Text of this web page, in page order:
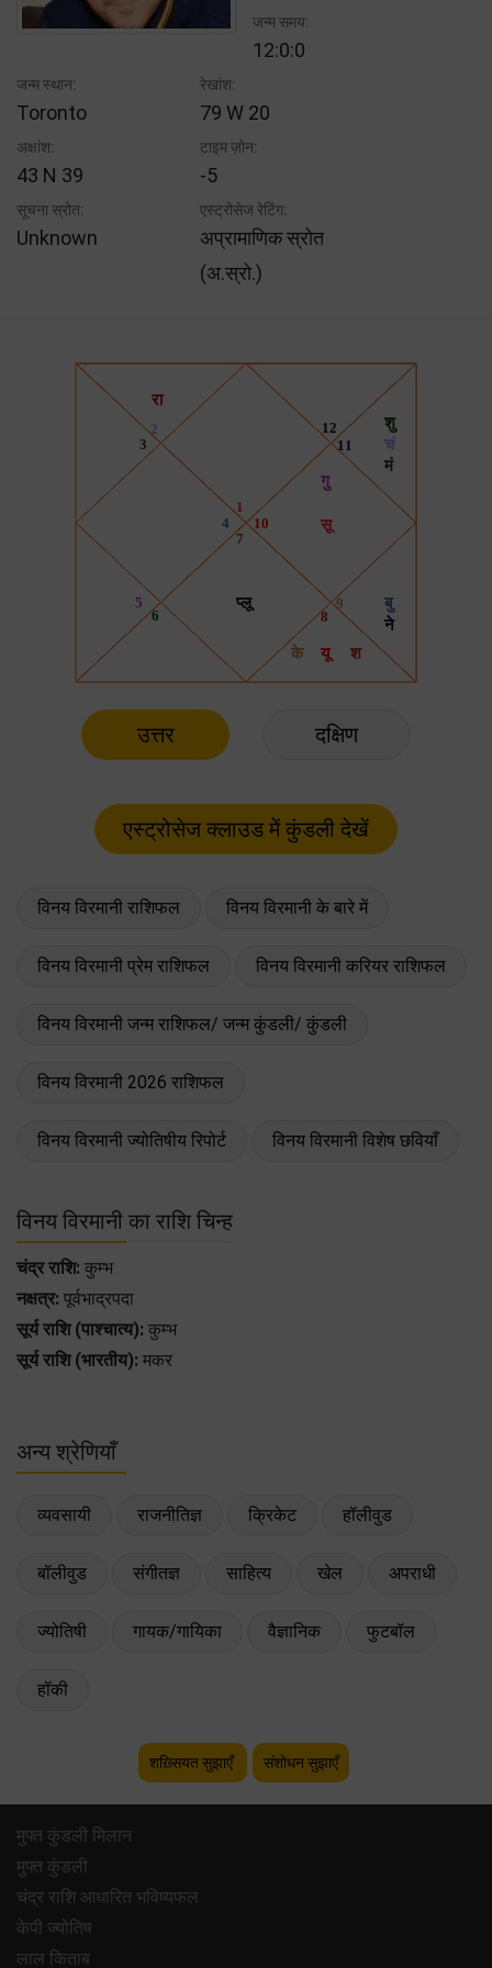
जन्म समय:
12:0:0
जन्म स्थान:
Toronto
रेखांश:
79 W 20
अक्षांश:
43 N 39
टाइम ज़ोन:
-5
सूचना स्रोत:
Unknown
एस्ट्रोसेज रेटिंग:
अप्रामाणिक स्रोत
(अ.स्रो.)
उत्तर दक्षिण
विनय विरमानी राशिफल विनय विरमानी के बारे में
विनय विरमानी प्रेम राशिफल विनय विरमानी करियर राशिफल
विनय विरमानी जन्म राशिफल/ जन्म कुंडली/ कुंडली
विनय विरमानी 2026 राशिफल
विनय विरमानी ज्योतिषीय रिपोर्ट विनय विरमानी विशेष छवियाँ
विनय विरमानी का राशि चिन्ह
चंद्र राशि: कुम्भ
नक्षत्र: पूर्वभाद्रपदा
सूर्य राशि (पाश्चात्य): कुम्भ
सूर्य राशि (भारतीय): मकर
अन्य श्रेणियाँ
व्यवसायी राजनीतिज्ञ क्रिकेट हॉलीवुड
बॉलीवुड संगीतज्ञ साहित्य खेल अपराधी
ज्योतिषी गायक/गायिका वैज्ञानिक फुटबॉल
हॉकी
शख़्सियत सुझाएँ संशोधन सुझाएँ
मुफ्त कुंडली मिलान
मुफ्त कुंडली
चंद्र राशि आधारित भविष्यफल
केपी ज्योतिष
लाल किताब